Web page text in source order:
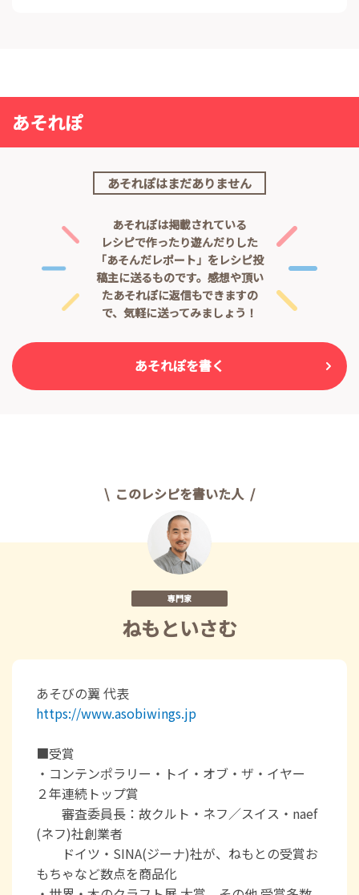
あそれぽ
あそれぽはまだありません
あそれぽは掲載されている
レシピで作ったり遊んだりした
「あそんだレポート」をレシピ投
稿主に送るものです。 感想や頂い
たあそれぽに返信もできますの
で、気軽に送ってみましょう！
あそれぽを書く
このレシピを書いた人
専門家
ねもといさむ
あそびの翼 代表
https://www.asobiwings.jp
■受賞
・コンテンポラリー・トイ・オブ・ザ・イヤー
２年連続トップ賞
審査委員長：故クルト・ネフ／スイス・naef
(ネフ)社創業者
ドイツ・SINA(ジーナ)社が、ねもとの受賞お
もちゃなど数点を商品化